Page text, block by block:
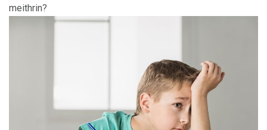
meithrin?